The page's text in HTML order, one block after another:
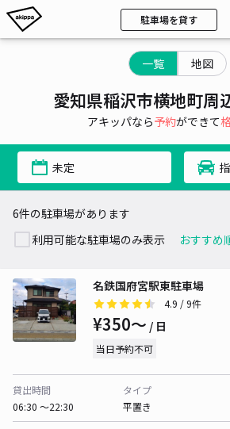
駐車場を貸す
一覧 地図
愛知県稲沢市横地町周
アキッパなら予約ができて
未定
6件の駐車場があります
利用可能な駐車場のみ表示
名鉄国府宮駅東駐車場
4.9 / 9件
¥350〜 / 日
当日予約不可
貸出時間
06:30 〜22:30
タイプ
平置き